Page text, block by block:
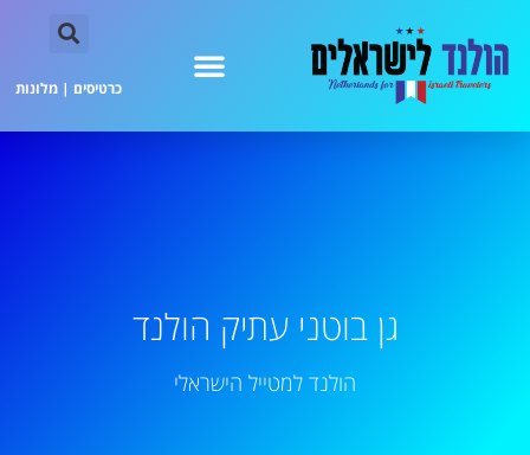
כרטיסים | מלונות
גן בוטני עתיק הולנד
הולנד למטייל הישראלי